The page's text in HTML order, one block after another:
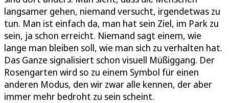
langsamer gehen, niemand versucht, irgendetwas zu
tun. Man ist einfach da, man hat sein Ziel, im Park zu
sein, ja schon erreicht. Niemand sagt einem, wie
lange man bleiben soll, wie man sich zu verhalten hat.
Das Ganze signalisiert schon visuell Müßiggang. Der
Rosengarten wird so zu einem Symbol für einen
anderen Modus, den wir zwar alle kennen, der aber
immer mehr bedroht zu sein scheint.